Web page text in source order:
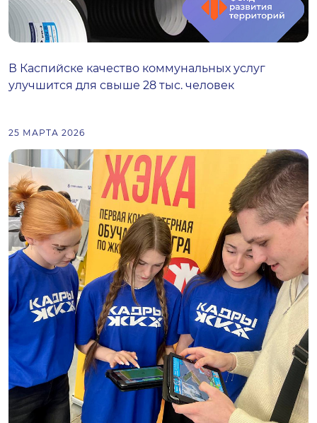
В Каспийске качество коммунальных услуг
улучшится для свыше 28 тыс. человек
25 МАРТА 2026